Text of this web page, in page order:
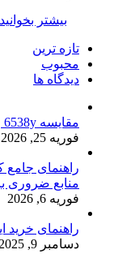
بیشتر
تازه ترین
محبوب
دیدگاه ها
مقایسه 6538y و intel xeon platinum 8470q oem
فوریه 25, 2026
راهنمای جامع
منابع ضروری
فوریه 6, 2026
راهنمای خرید
دسامبر 9, 2025